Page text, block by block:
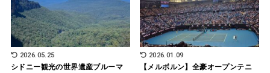
2026.05.25
シドニー観光の世界遺産ブルーマ
2026.01.09
【メルボルン】全豪オープンテニ